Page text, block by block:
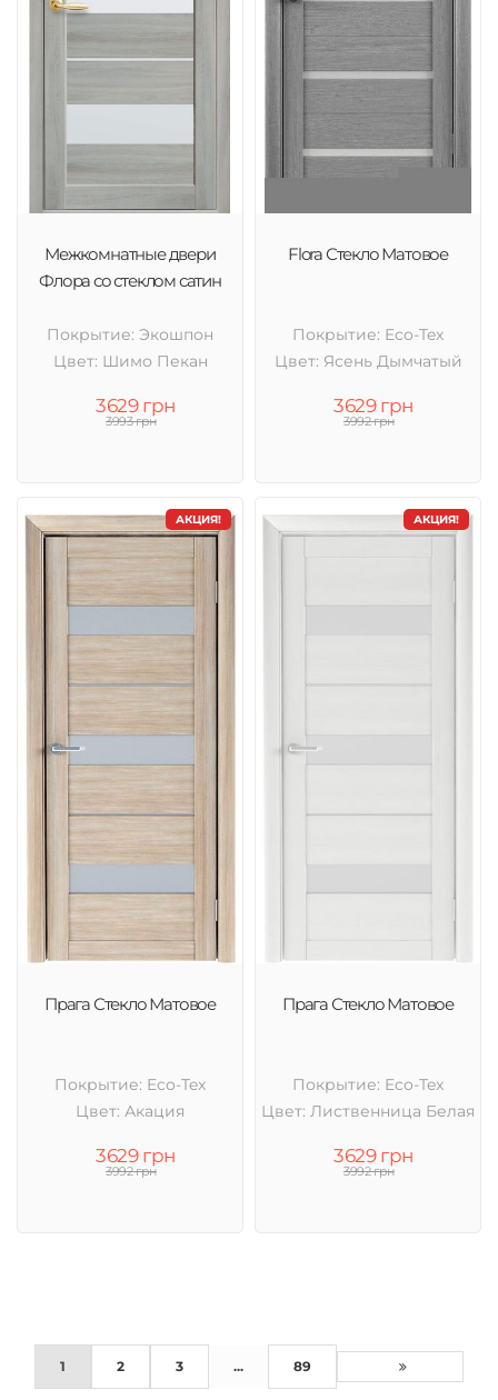
Межкомнатные двери
Флора со стеклом сатин
Покрытие: Экошпон
Цвет: Шимо Пекан
3629 грн
3993 грн
Flora Стекло Матовое
Покрытие: Eco-Tex
Цвет: Ясень Дымчатый
3629 грн
3992 грн
АКЦИЯ!
Прага Стекло Матовое
Покрытие: Eco-Tex
Цвет: Акация
3629 грн
3992 грн
АКЦИЯ!
Прага Стекло Матовое
Покрытие: Eco-Tex
Цвет: Лиственница Белая
3629 грн
3992 грн
1 2 3 ... 89